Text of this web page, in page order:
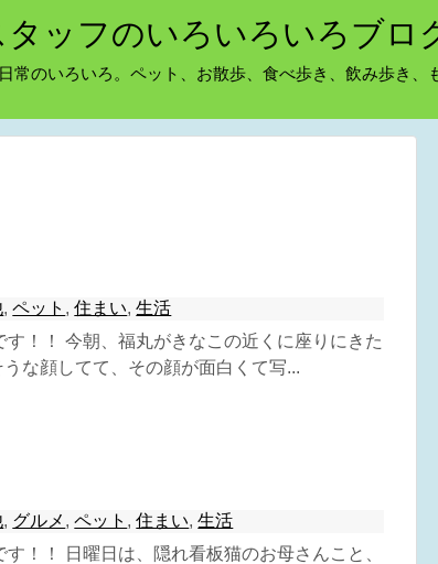
ッフのいろいろいろブロ
常のいろいろ。ペット、お散歩、食べ歩き、飲み歩き、
,ペット ,住まい,生活
！！ 今朝、福丸がきなこの近くに座りにきた
な顔してて、その顔が面白くて写...
, グルメ ,ペット ,住まい,生活
！！ 日曜日は、隠れ看板猫のお母さんこと、